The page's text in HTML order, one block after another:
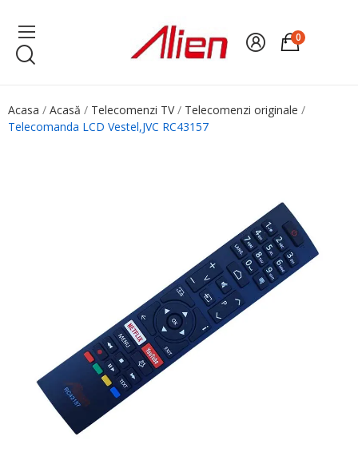
0
Acasa Acasă Telecomenzi TV
Telecomenzi originale
Telecomanda LCD Vestel,JVC RC43157